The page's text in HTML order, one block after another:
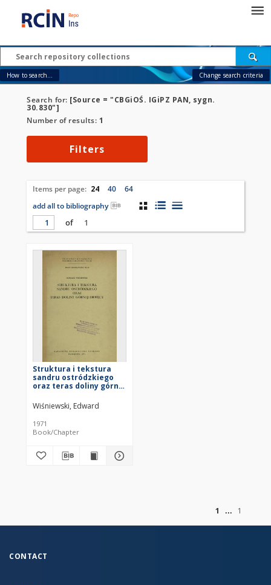
How to search... Change search criteria
Search for: [Source = "CBGiOŚ. IGiPZ PAN, sygn.
30.830"]
Number of results: 1
Filters
Items per page: 24 40
64
add all to bibliography
of
1
Struktura i tekstura
sandru ostródzkiego
oraz teras doliny górnej
texture of Ostróda
outwash and terrace of
upper Drwęca valley =
Struktura i tekstura
ostrudskogo zandra i
tečeniâ Drvency
Wiśniewski, Edward
1971
Book/Chapter
1
1
CONTACT